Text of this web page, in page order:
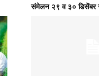
संमेलन २९ व ३० डिसेंबर